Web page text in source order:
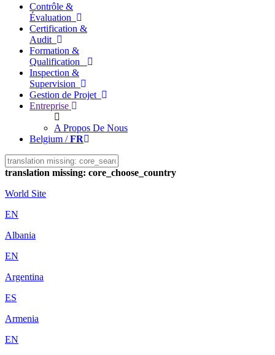
Contrôle &
Évaluation
Certification &
Audit
Formation &
Qualification
Inspection &
Supervision
Gestion de Projet
Entreprise
A Propos De Nous
Belgium /FR
translation missing: core_choose_country
World Site
EN
Albania
EN
Argentina
ES
Armenia
EN